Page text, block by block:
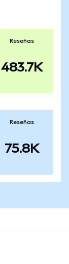
Reseñas
483.7K
Reseñas
75.8K